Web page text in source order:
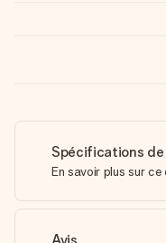
Spécifications
En savoir plus sur ce